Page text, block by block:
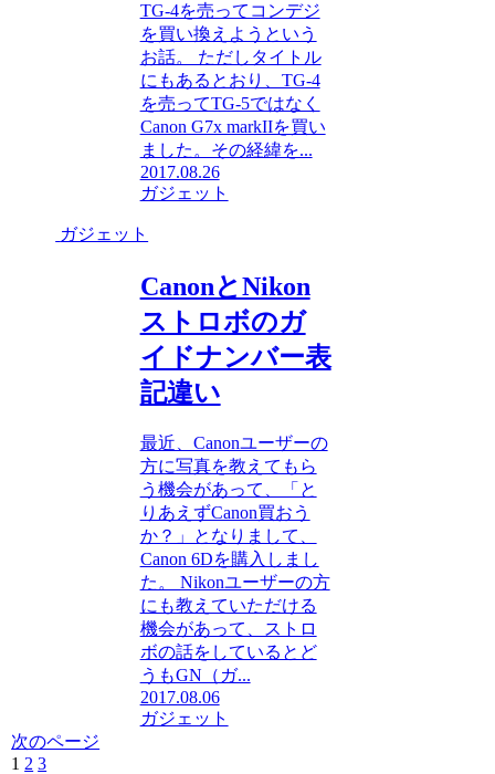
TG-4を売ってコンデジ
を買い換えようという
お話。 ただしタイトル
にもあるとおり、TG-4
を売ってTG-5ではなく
Canon G7x markIIを買い
ました。その経緯を...
2017.08.26
ガジェット
ガジェット
CanonとNikon
ストロボのガ
イドナンバー表
記違い
最近、Canonユーザーの
方に写真を教えてもら
う機会があって、「と
りあえずCanon買おう
か？」となりまして、
Canon 6Dを購入しまし
た。 Nikonユーザーの方
にも教えていただける
機会があって、ストロ
ボの話をしているとど
うもGN（ガ...
2017.08.06
ガジェット
次のページ
1 2 3